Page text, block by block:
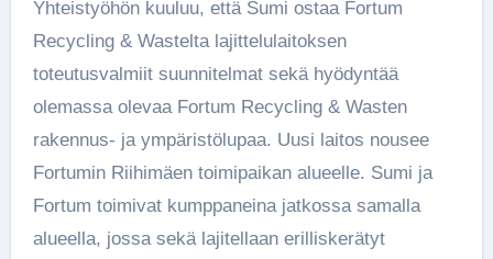
Yhteistyöhön kuuluu, että Sumi ostaa Fortum
Recycling & Wastelta lajittelulaitoksen
toteutusvalmiit suunnitelmat sekä hyödyntää
olemassa olevaa Fortum Recycling & Wasten
rakennus- ja ympäristölupaa. Uusi laitos nousee
Fortumin Riihimäen toimipaikan alueelle. Sumi ja
Fortum toimivat kumppaneina jatkossa samalla
alueella, jossa sekä lajitellaan erilliskerätyt